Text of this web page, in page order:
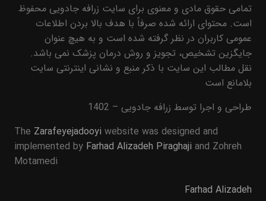
تمامی حقوق مادی و معنوی برای سایت زرافه جادویی محفوظ
است. محتوای ارائه شده صرفاً با هدف بالا بردن اطلاعات
عمومی کاربران در نظر گرفته شده است و به هیچ عنوان
جایگزین تشخیص، تجویز و روش درمان پزشک نمی باشد.
نقل مطالب این سایت با ذکر منبع و نشانی اینترنتی سایت
بلامانع است
طراحی و اجرا توسط زرافه جادویی – 1402
The Zarafeyejadooyi website was designed and
implemented by Farhad Alizadeh Piraghaji and Zohreh
Motamedi
Farhad Alizadeh